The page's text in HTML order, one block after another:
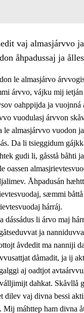
ja kultuvralasj
ja estetihkalasj
berustibme ja
ja
ja oassálasstem
vaj almasjárvvo
åhpadussaj ja
le almasjárvo
árvvo, vájku mij ietján
oahppijda ja vuojnná
vuodulasj árvvon
almasjárvvo vuodon ja
Da li tsieggidum
gudi li, gåsstå båhti
oassen
Åhpadusán
sæmmi
hárráj.
dássádus li árvo maj
ja
åvdedit ma nanniji
dåmadit, ja ij
aj oadtjot
dahkat. Skåvllå
dilev vaj divna bessi
Mij máhttep ham divna